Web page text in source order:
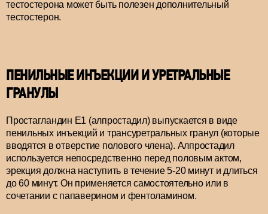
тестостерона может быть полезен дополнительный
тестостерон.
ПЕНИЛЬНЫЕ ИНЪЕКЦИИ И УРЕТРАЛЬНЫЕ
ГРАНУЛЫ
Простагландин Е1 (алпростадил) выпускается в виде
пенильных инъекций и трансуретральных гранул (которые
вводятся в отверстие полового члена). Алпростадил
используется непосредственно перед половым актом,
эрекция должна наступить в течение 5-20 минут и длиться
до 60 минут. Он применяется самостоятельно или в
сочетании с папаверином и фентоламином.